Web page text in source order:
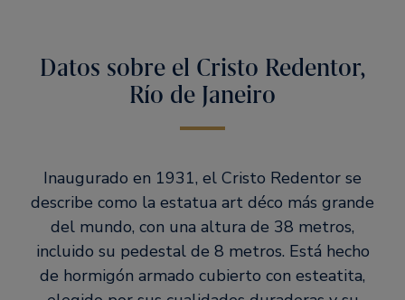
Datos sobre el Cristo Redentor,
Río de Janeiro
Inaugurado en 1931, el Cristo Redentor se
describe como la estatua art déco más grande
del mundo, con una altura de 38 metros,
incluido su pedestal de 8 metros. Está hecho
de hormigón armado cubierto con esteatita,